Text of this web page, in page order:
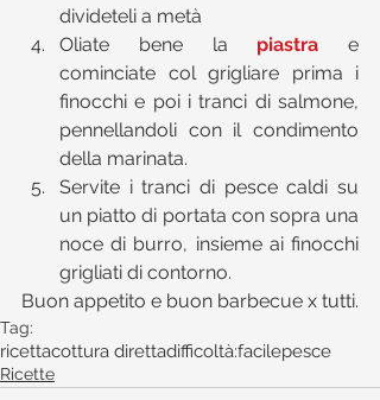
divideteli a metà
Oliate bene la piastra e
cominciate col grigliare prima i
finocchi e poi i tranci di salmone,
pennellandoli con il condimento
della marinata.
Servite i tranci di pesce caldi su
un piatto di portata con sopra una
noce di burro, insieme ai finocchi
grigliati di contorno.
Buon appetito e buon barbecue x tutti.
Tag:
ricettacottura direttadifficoltà:facilepesce
Ricette